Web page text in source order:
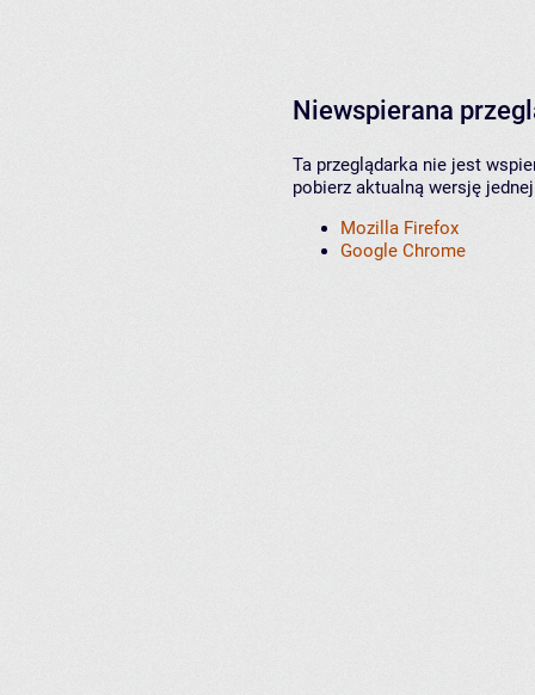
Niewspierana
Ta przeglądarka nie jest
pobierz aktualną wersję
Mozilla Firefox
Google Chrome